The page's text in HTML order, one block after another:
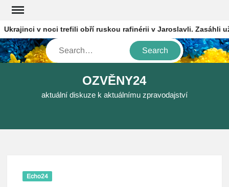
Skip
content
v noci trefili obří ruskou rafinérii v Jaroslavli. Zasáhli už
Search
OZVĚNY24
aktuální diskuze k aktuálnímu zpravodajství
Echo24